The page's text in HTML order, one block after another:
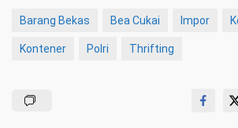
Barang Bekas Bea Cukai Impor
Kontener Polri Thrifting